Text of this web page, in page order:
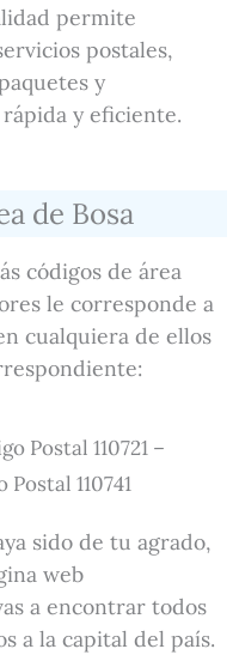
permite
postales,
y
y eficiente.
de Bosa
códigos de área
le corresponde a
cualquiera de ellos
Postal 110721 –
Postal 110741
sido de tu agrado,
web
a encontrar todos
a la capital del país.